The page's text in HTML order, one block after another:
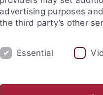
und Publikationen
advertising purposes
the third party’s other
Essential